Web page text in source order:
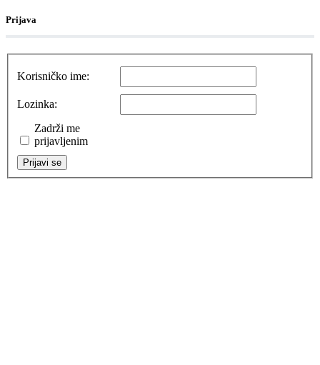
Prijava
Korisničko ime:
Lozinka:
Zadrži me
prijavljenim
Prijavi se